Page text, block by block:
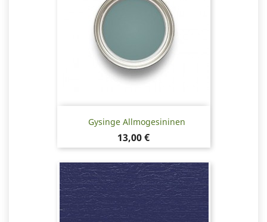
Gysinge Allmogesininen
Hinta
13,00 €